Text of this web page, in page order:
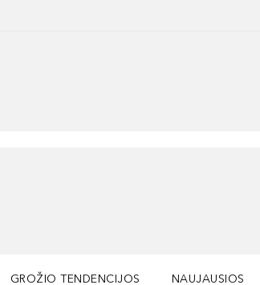
GROŽIO TENDENCIJOS
NAUJAUSIOS